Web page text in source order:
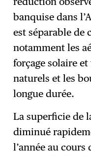
banquise dans
est séparable de
notamment les
forçage solaire
naturels et les
longue durée.
La superficie de
diminué
l’année au cours